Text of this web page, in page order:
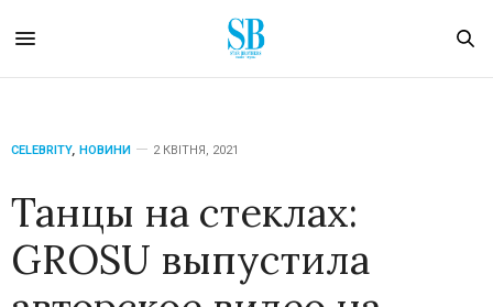
CELEBRITY, НОВИНИ 2 КВІТНЯ, 2021
Танцы на стеклах:
GROSU выпустила